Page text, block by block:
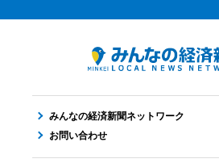
みんなの経済新聞ネットワーク
お問い合わせ